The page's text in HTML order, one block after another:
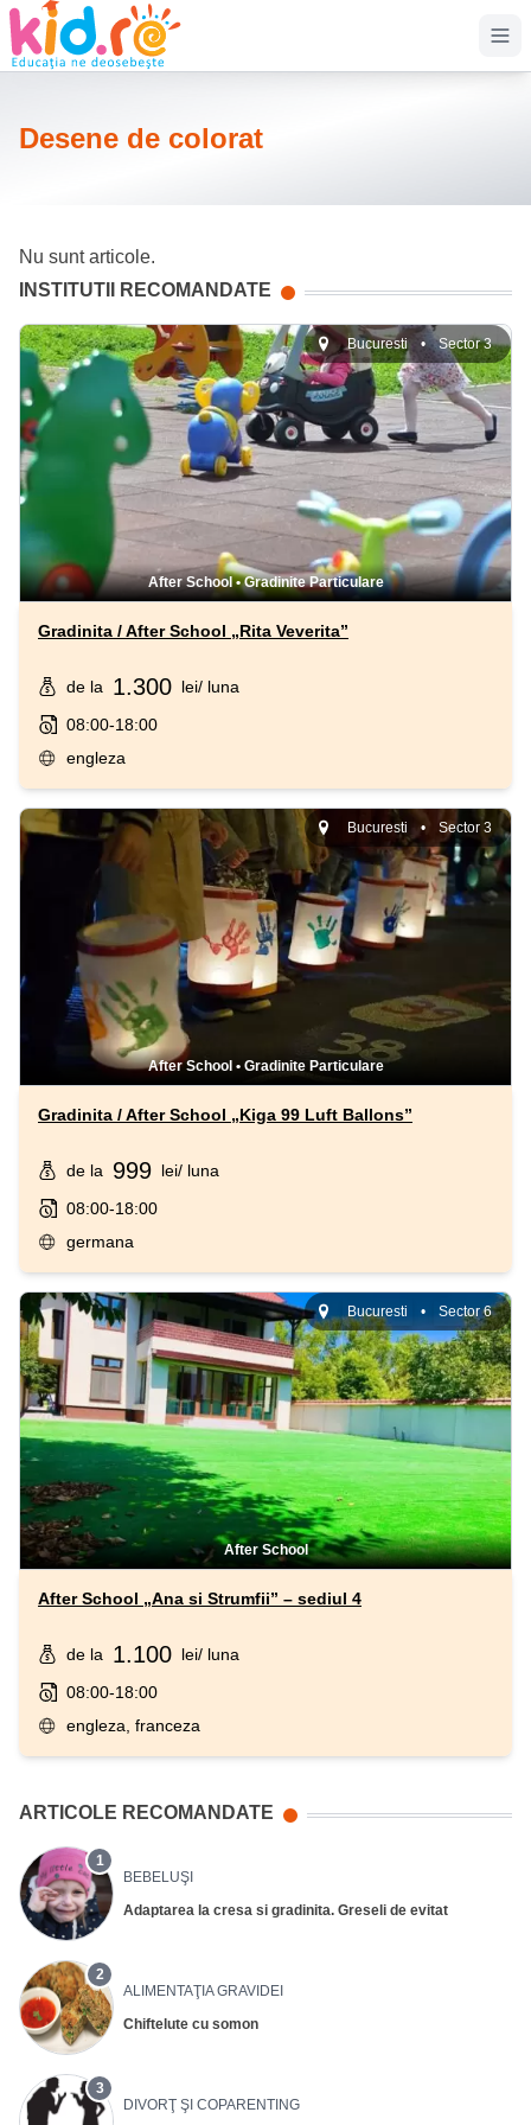
Desene de colorat
Nu sunt articole.
INSTITUTII RECOMANDATE
Bucuresti • Sector 3
After School•Gradinite Particulare
Gradinita / After School „Rita Veverita”
de la 1.300 lei/ luna
08:00-18:00
engleza
Bucuresti • Sector 3
After School• Gradinite Particulare
Gradinita / After School „Kiga 99 Luft Ballons”
de la 999 lei/ luna
08:00-18:00
germana
Bucuresti • Sector 6
After School
After School „Ana si Strumfii” – sediul 4
de la 1.100 lei/ luna
08:00-18:00
engleza, franceza
ARTICOLE RECOMANDATE
1
BEBELUŞI
Adaptarea la cresa si gradinita. Greseli de evitat
2
ALIMENTAŢIA GRAVIDEI
Chiftelute cu somon
3
DIVORŢ ŞI COPARENTING